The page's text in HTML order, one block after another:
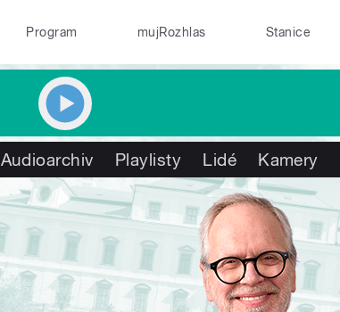
Program mujRozhlas Stanice
Audioarchiv Playlisty Lidé Kamery